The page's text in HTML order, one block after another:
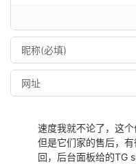
速度我就不论了，这个
但是它们家的售后，
回，后台面板给的TG